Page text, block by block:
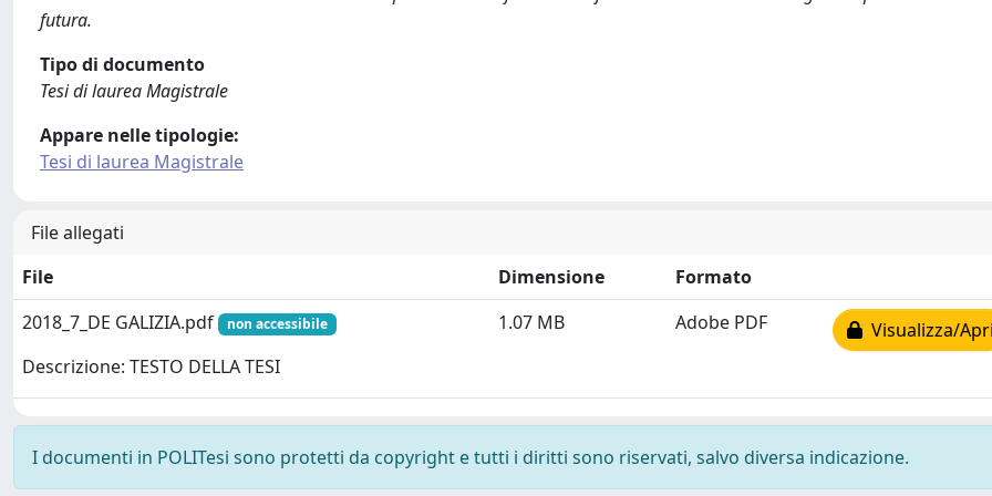
futura.
Tipo di documento
Tesi di laurea Magistrale
Appare nelle tipologie:
Tesi di laurea Magistrale
File allegati
File
Dimensione
Formato
2018_7_DE GALIZIA.pdf
non accessibile
Descrizione: TESTO DELLA TESI
1.07 MB Adobe PDF Visualizza/
I documenti in POLITesi sono protetti da copyright e tutti i diritti sono riservati, salvo diversa indicazione.